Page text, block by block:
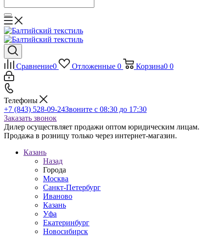
Сравнение0 Отложенные 0 Корзина0 0
Телефоны
+7 (843) 528-09-24Звоните с 08:30 до 17:30
Заказать звонок
Дилер осуществляет продажи оптом юридическим лицам.
Продажа в розницу только через интернет-магазин.
Казань
Назад
Города
Москва
Санкт-Петербург
Иваново
Казань
Уфа
Екатеринбург
Новосибирск